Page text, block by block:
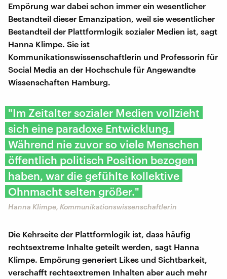
Empörung war dabei schon immer ein wesentlicher
Bestandteil dieser Emanzipation, weil sie wesentlicher
Bestandteil der Plattformlogik sozialer Medien ist, sagt
Hanna Klimpe. Sie ist
Kommunikationswissenschaftlerin und Professorin für
Social Media an der Hochschule für Angewandte
Wissenschaften Hamburg.
"Im Zeitalter sozialer Medien vollzieht
sich eine paradoxe Entwicklung.
Während nie zuvor so viele Menschen
öffentlich politisch Position bezogen
haben, war die gefühlte kollektive
Ohnmacht selten größer."
Hanna Klimpe, Kommunikationswissenschaftlerin
Die Kehrseite der Plattformlogik ist, dass häufig
rechtsextreme Inhalte geteilt werden, sagt Hanna
Klimpe. Empörung generiert Likes und Sichtbarkeit,
verschafft rechtsextremen Inhalten aber auch mehr